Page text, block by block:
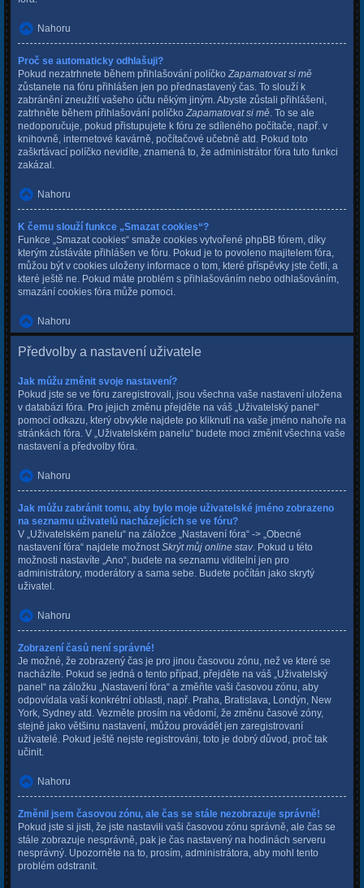
Nahoru
Proč se automaticky odhlašuji?
Pokud nezatrhnete během přihlašování políčko Zapamatovat si mě
zůstanete na fóru přihlášen jen po přednastavený čas. To slouží k
zabránění zneužití vašeho účtu někým jiným. Abyste zůstali přihlášeni,
zatrhněte během přihlašování políčko Zapamatovat si mě . To se ale
nedoporučuje, pokud přistupujete k fóru ze sdíleného počítače, např. v
knihovně, internetové kavárně, počítačové učebně atd. Pokud toto
zaškrtávací políčko nevidíte, znamená to, že administrátor fóra tuto funkci
zakázal.
Nahoru
K čemu slouží funkce „Smazat cookies“?
Funkce „Smazat cookies“ smaže cookies vytvořené phpBB fórem, díky
kterým zůstáváte přihlášen ve fóru. Pokud je to povoleno majitelem fóra,
můžou být v cookies uloženy informace o tom, které příspěvky jste četli, a
které ještě ne. Pokud máte problém s přihlašováním nebo odhlašováním,
smazání cookies fóra může pomoci.
Nahoru
Předvolby a nastavení uživatele
Jak můžu změnit svoje nastavení?
Pokud jste se ve fóru zaregistrovali, jsou všechna vaše nastavení uložena
v databázi fóra. Pro jejich změnu přejděte na váš „Uživatelský panel“
pomocí odkazu, který obvykle najdete po kliknutí na vaše jméno nahoře na
stránkách fóra. V „Uživatelském panelu“ budete moci změnit všechna vaše
nastavení a předvolby fóra.
Nahoru
Jak můžu zabránit tomu, aby bylo moje uživatelské jméno zobrazeno
na seznamu uživatelů nacházejících se ve fóru?
V „Uživatelském panelu“ na záložce „Nastavení fóra“ -> „Obecné
nastavení fóra“ najdete možnost Skrýt můj online stav. Pokud u této
možnosti nastavíte „Ano“, budete na seznamu viditelní jen pro
administrátory, moderátory a sama sebe. Budete počítán jako skrytý
uživatel.
Nahoru
Zobrazení časů není správné!
Je možné, že zobrazený čas je pro jinou časovou zónu, než ve které se
nacházíte. Pokud se jedná o tento případ, přejděte na váš „Uživatelský
panel“ na záložku „Nastavení fóra“ a změňte vaši časovou zónu, aby
odpovídala vaší konkrétní oblasti, např. Praha, Bratislava, Londýn, New
York, Sydney atd. Vezměte prosím na vědomí, že změnu časové zóny,
stejně jako většinu nastavení, můžou provádět jen zaregistrovaní
uživatelé. Pokud ještě nejste registrováni, toto je dobrý důvod, proč tak
učinit.
Nahoru
Změnil jsem časovou zónu, ale čas se stále nezobrazuje správně!
Pokud jste si jisti, že jste nastavili vaši časovou zónu správně, ale čas se
stále zobrazuje nesprávně, pak je čas nastavený na hodinách serveru
nesprávný. Upozorněte na to, prosím, administrátora, aby mohl tento
problém odstranit.